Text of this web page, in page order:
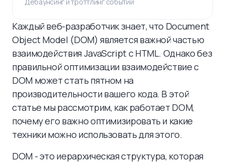
Каждый веб-разработчик знает, что Document
Object Model (DOM) является важной частью
взаимодействия JavaScript с HTML. Однако без
правильной оптимизации взаимодействие с
DOM может стать пятном на
производительности вашего кода. В этой
статье мы рассмотрим, как работает DOM,
почему его важно оптимизировать и какие
техники можно использовать для этого.
DOM - это иерархическая структура, которая